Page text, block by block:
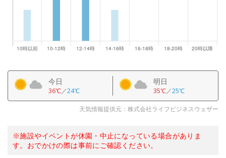
今日
36℃／24℃
明日
35℃／25℃
天気情報提供元：株式会社ライフビジネスウェザー
※施設やイベントが休園・中止になっている場合がありま
す。おでかけの際は事前にご確認ください。